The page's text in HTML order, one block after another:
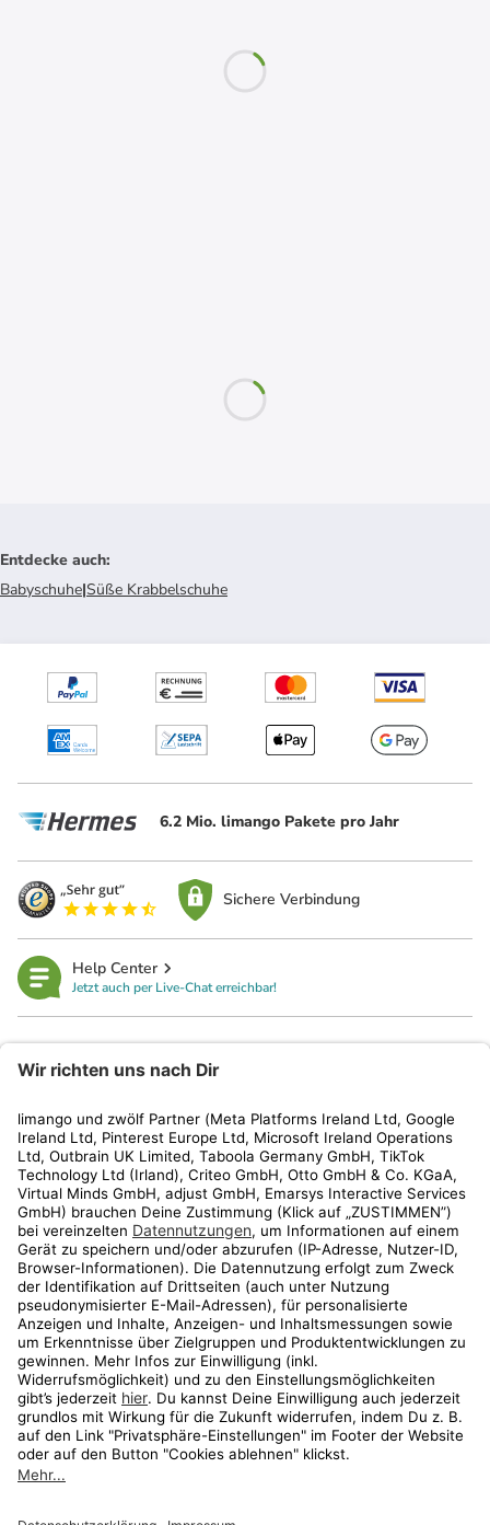
Entdecke auch:
Babyschuhe|Süße Krabbelschuhe
6.2 Mio. limango Pakete pro Jahr
Sichere Verbindung
Help Center
Jetzt auch per Live-Chat erreichbar!
Kundenservice
Shop
Aktionen
Travel